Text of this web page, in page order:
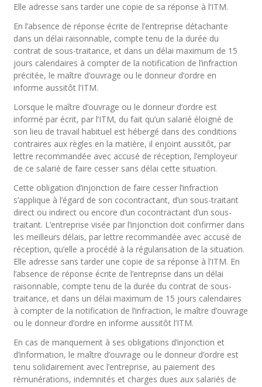
Elle adresse sans tarder une copie de sa réponse à l’ITM.
En l’absence de réponse écrite de l’entreprise détachante
dans un délai raisonnable, compte tenu de la durée du
contrat de sous-traitance, et dans un délai maximum de 15
jours calendaires à compter de la notification de l’infraction
précitée, le maître d’ouvrage ou le donneur d’ordre en
informe aussitôt l’ITM.
Lorsque le maître d’ouvrage ou le donneur d’ordre est
informé par écrit, par l’ITM, du fait qu’un salarié éloigné de
son lieu de travail habituel est hébergé dans des conditions
contraires aux règles en la matière, il enjoint aussitôt, par
lettre recommandée avec accusé de réception, l’employeur
de ce salarié de faire cesser sans délai cette situation.
Cette obligation d’injonction de faire cesser l’infraction
s’applique à l’égard de son cocontractant, d’un sous-traitant
direct ou indirect ou encore d’un cocontractant d’un sous-
traitant. L’entreprise visée par l’injonction doit confirmer dans
les meilleurs délais, par lettre recommandée avec accusé de
réception, qu’elle a procédé à la régularisation de la situation.
Elle adresse sans tarder une copie de sa réponse à l’ITM. En
l’absence de réponse écrite de l’entreprise dans un délai
raisonnable, compte tenu de la durée du contrat de sous-
traitance, et dans un délai maximum de 15 jours calendaires
à compter de la notification de l’infraction, le maître d’ouvrage
ou le donneur d’ordre en informe aussitôt l’ITM.
En cas de manquement à ses obligations d’injonction et
d’information, le maître d’ouvrage ou le donneur d’ordre est
tenu solidairement avec l’entreprise, au paiement des
rémunérations, indemnités et charges dues aux salariés de